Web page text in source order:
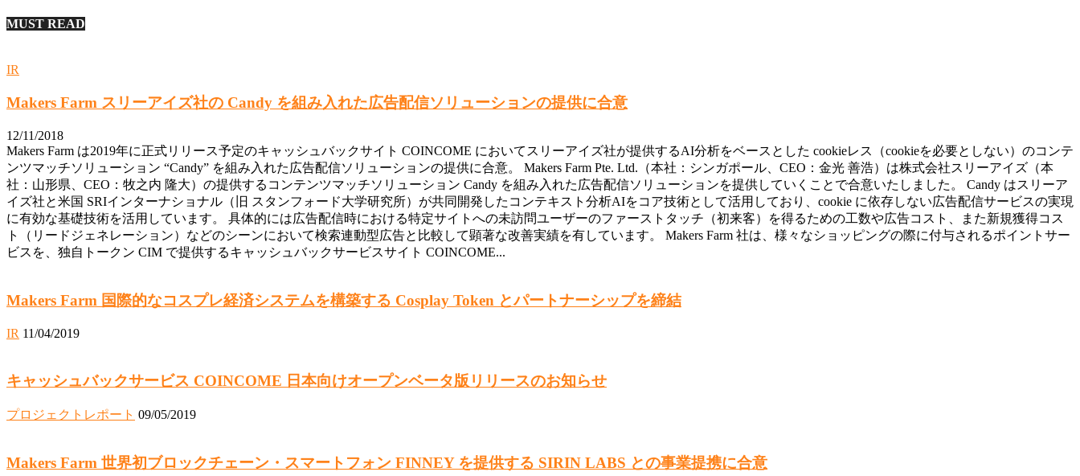
MUST READ
IR
Makers Farm スリーアイズ社の Candy を組み入れた広告配信ソリューションの提供に合意
12/11/2018
Makers Farm は2019年に正式リリース予定のキャッシュバックサイト COINCOME においてスリーアイズ社が提供するAI分析をベースとした cookieレス（cookieを必要としない）のコンテ
ンツマッチソリューション “Candy” を組み入れた広告配信ソリューションの提供に合意。 Makers Farm Pte. Ltd.（本社：シンガポール、CEO：金光 善浩）は株式会社スリーアイズ（本
社：山形県、CEO：牧之内 隆大）の提供するコンテンツマッチソリューション Candy を組み入れた広告配信ソリューションを提供していくことで合意いたしました。 Candy はスリーア
イズ社と米国 SRIインターナショナル（旧 スタンフォード大学研究所）が共同開発したコンテキスト分析AIをコア技術として活用しており、cookie に依存しない広告配信サービスの実現
に有効な基礎技術を活用しています。 具体的には広告配信時における特定サイトへの未訪問ユーザーのファーストタッチ（初来客）を得るための工数や広告コスト、また新規獲得コス
ト（リードジェネレーション）などのシーンにおいて検索連動型広告と比較して顕著な改善実績を有しています。 Makers Farm 社は、様々なショッピングの際に付与されるポイントサー
ビスを、独自トークン CIM で提供するキャッシュバックサービスサイト COINCOME...
Makers Farm 国際的なコスプレ経済システムを構築する Cosplay Token とパートナーシップを締結
IR 11/04/2019
キャッシュバックサービス COINCOME 日本向けオープンベータ版リリースのお知らせ
プロジェクトレポート 09/05/2019
Makers Farm 世界初ブロックチェーン・スマートフォン FINNEY を提供する SIRIN LABS との事業提携に合意